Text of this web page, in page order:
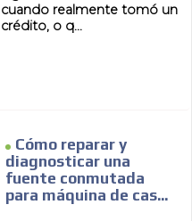
cuando realmente tomó un
crédito, o q...
Cómo reparar y
diagnosticar una
fuente conmutada
para máquina de cas...